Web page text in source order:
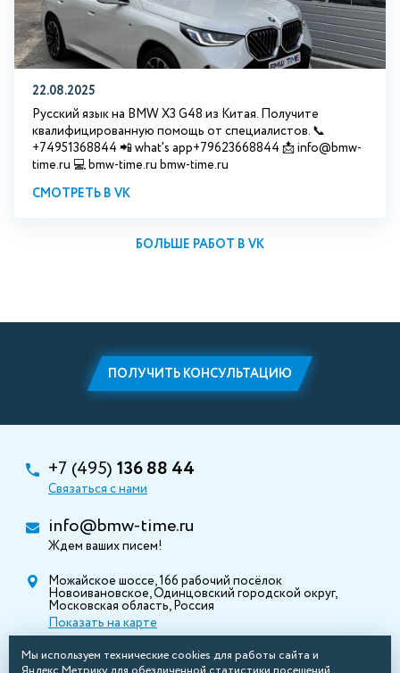
22.08.2025
Русский язык на BMW X3 G48 из Китая. Получите
квалифицированную помощь от специалистов. 📞
+74951368844 📲 what's app+79623668844 📩 info@bmw-
time.ru 💻 bmw-time.ru bmw-time.ru
СМОТРЕТЬ В VK
БОЛЬШЕ РАБОТ В VK
ПОЛУЧИТЬ КОНСУЛЬТАЦИЮ
+7 (495) 136 88 44
Связаться с нами
info@bmw-time.ru
Ждем ваших писем!
Можайское шоссе, 166 рабочий посёлок
Новоивановское, Одинцовский городской округ,
Московская область, Россия
Показать на карте
Мы используем технические cookies для работы сайта и